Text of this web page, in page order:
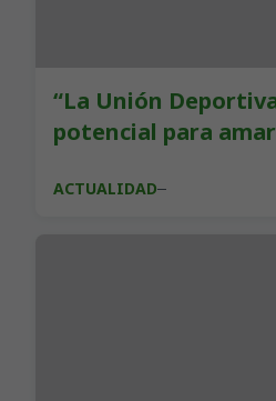
“La Unión
potencial para
ACTUALIDAD